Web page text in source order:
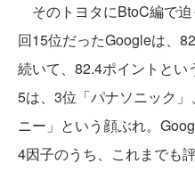
そのトヨタにBtoC編で
回15位だったGoogleは、
続いて、82.4ポイントと
5は、3位「パナソニック
ニー」という顔ぶれ。
4因子のうち、これまでも